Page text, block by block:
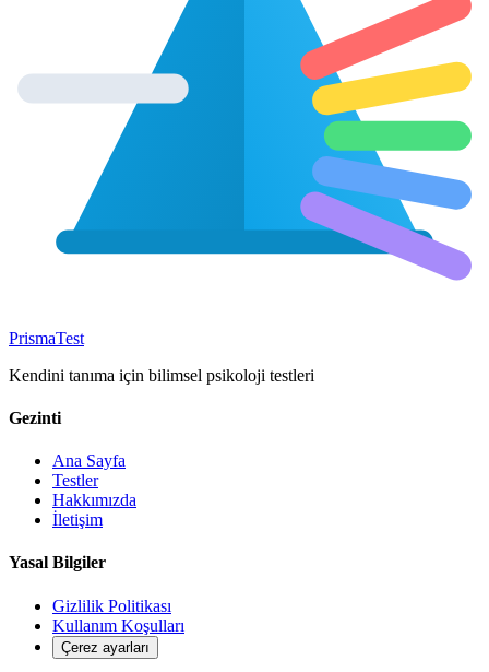
PrismaTest
Kendini tanıma için bilimsel psikoloji testleri
Gezinti
Ana Sayfa
Testler
Hakkımızda
İletişim
Yasal Bilgiler
Gizlilik Politikası
Kullanım Koşulları
Çerez ayarları